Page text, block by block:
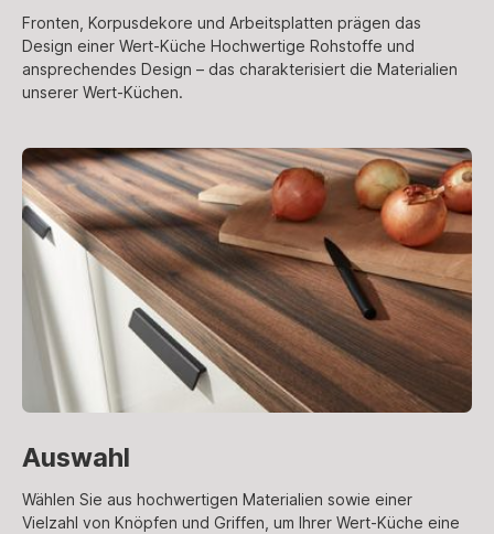
Fronten, Korpusdekore und Arbeitsplatten prägen das
Design einer Wert-Küche Hochwertige Rohstoffe und
ansprechendes Design – das charakterisiert die Materialien
unserer Wert-Küchen.
Auswahl
Wählen Sie aus hochwertigen Materialien sowie einer
Vielzahl von Knöpfen und Griffen, um Ihrer Wert-Küche eine